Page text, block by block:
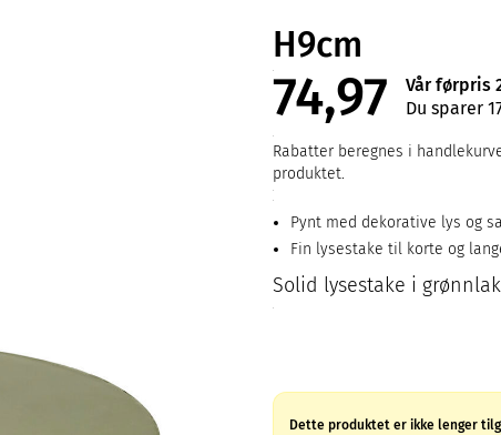
H9cm
74,97
Vår førpris
Du sparer
Rabatter beregnes i
produktet.
Pynt med dekorative lys og
Fin lysestake til korte og
Solid lysestake i
Dette produktet er ikke lenger